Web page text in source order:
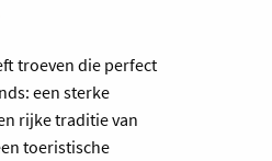
troeven die perfect
een sterke
rijke traditie van
toeristische